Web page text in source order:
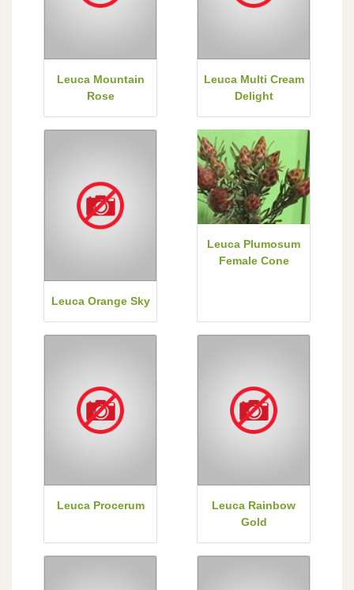
Leuca Mountain
Rose
Leuca Multi Cream
Delight
Leuca Orange Sky
Leuca Plumosum
Female Cone
Leuca Procerum
Leuca Rainbow
Gold